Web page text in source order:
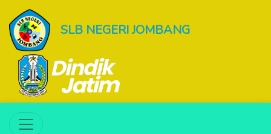
SLB NEGERI JOMBANG